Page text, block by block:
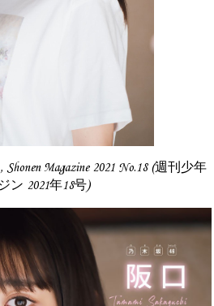
Shonen Magazine 2021 No.18 (週刊少年
ン 2021年18号)